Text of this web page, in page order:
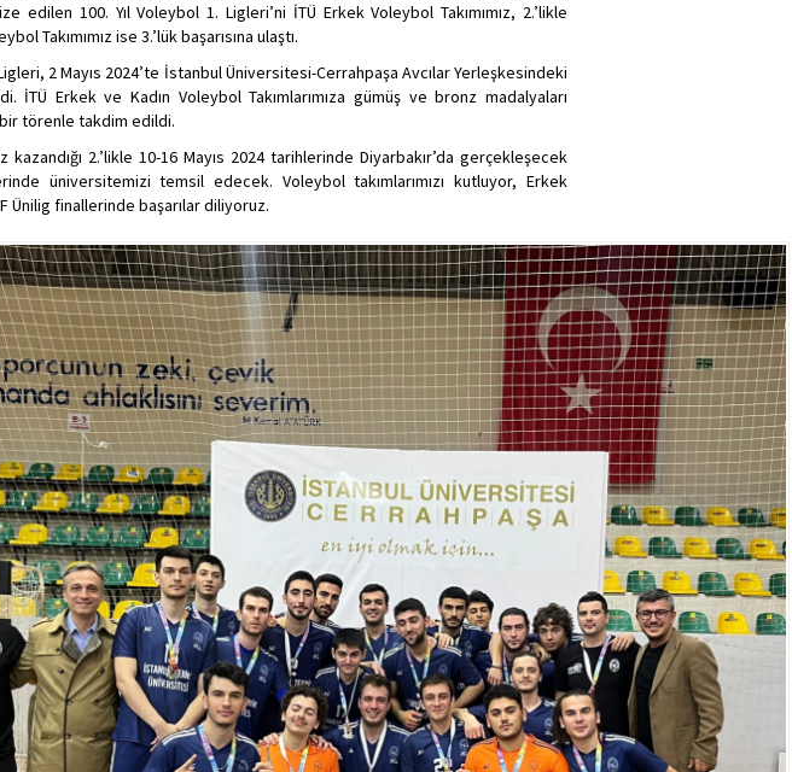
edilen 100. Yıl Voleybol 1. Ligleri’ni İTÜ Erkek Voleybol Takımımız, 2.’likle
Takımımız ise 3.’lük başarısına ulaştı.
Ligleri, 2 Mayıs 2024’te İstanbul Üniversitesi-Cerrahpaşa Avcılar Yerleşkesindeki
İTÜ Erkek ve Kadın Voleybol Takımlarımıza gümüş ve bronz madalyaları
bir törenle takdim edildi.
kazandığı 2.’likle 10-16 Mayıs 2024 tarihlerinde Diyarbakır’da gerçekleşecek
üniversitemizi temsil edecek. Voleybol takımlarımızı kutluyor, Erkek
Ünilig finallerinde başarılar diliyoruz.